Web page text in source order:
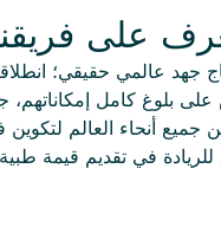
على
جهد عالمي حقيقي؛
بلوغ كامل إمكاناتهم،
جميع أنحاء العالم
في تقديم قيمة طبية